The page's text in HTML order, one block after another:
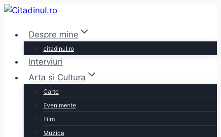
Skip
contentDespre mine
citadinul.ro
Interviuri
Arta si Cultura
Carte
Evenimente
Film
Muzica